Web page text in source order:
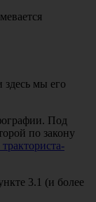
здесь мы его
Под
по закону
3.1 (и более